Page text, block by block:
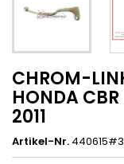
CHROM-
HONDA
2011
Artikel-Nr. 440615#3